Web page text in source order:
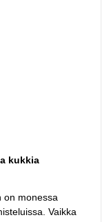
kukkia
on monessa
Vaikka